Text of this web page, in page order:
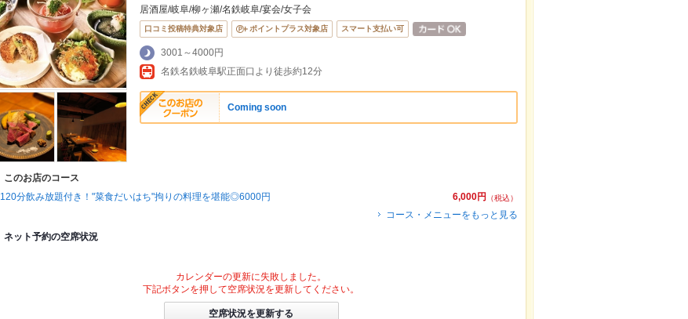
居酒屋/岐阜/柳ヶ瀬/名鉄岐阜/宴会/女子会
口コミ投稿特典対象店 ポイントプラス対象店 スマート支払い可
3001～4000円
名鉄名鉄岐阜駅正面口より徒歩約12分
Coming soon
このお店のコース
6,000円
（税込）
120分飲み放題付き！"菜食だいはち"拘りの料理を堪能◎6000円
コース・メニューをもっと見る
ネット予約の空席状況
カレンダーの更新に失敗しました。
下記ボタンを押して空席状況を更新してください。
空席状況を更新する